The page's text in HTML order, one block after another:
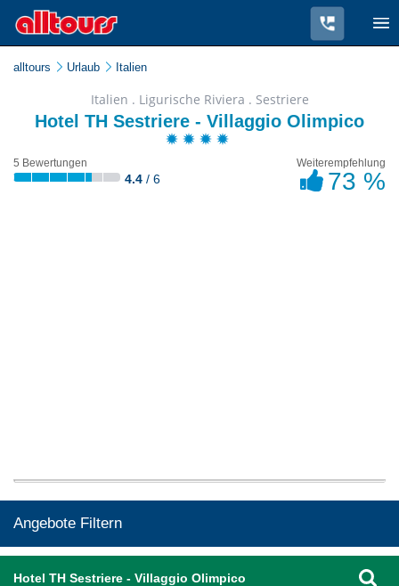
alltours Urlaub Italien
Italien . Ligurische Riviera . Sestriere
Hotel TH Sestriere - Villaggio Olimpico
5 Bewertungen
4.4 / 6
Weiterempfehlung
73 %
Angebote Filtern
Hotel TH Sestriere - Villaggio Olimpico